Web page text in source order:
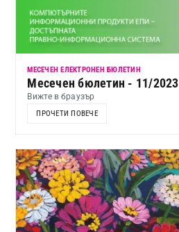
МЕСЕЧЕН ЕЛЕКТРОНЕН БЮЛЕТИН
Месечен бюлетин - 11/2023
Вижте в браузър
ПРОЧЕТИ ПОВЕЧЕ